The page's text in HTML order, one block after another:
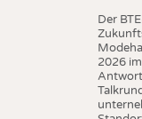
Der
2026